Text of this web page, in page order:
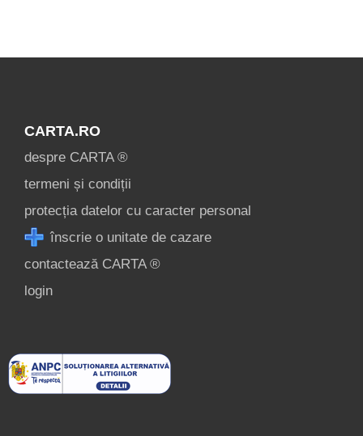
CARTA.RO
despre CARTA ®
termeni și condiții
protecția datelor cu caracter personal
înscrie o unitate de cazare
contactează CARTA ®
login